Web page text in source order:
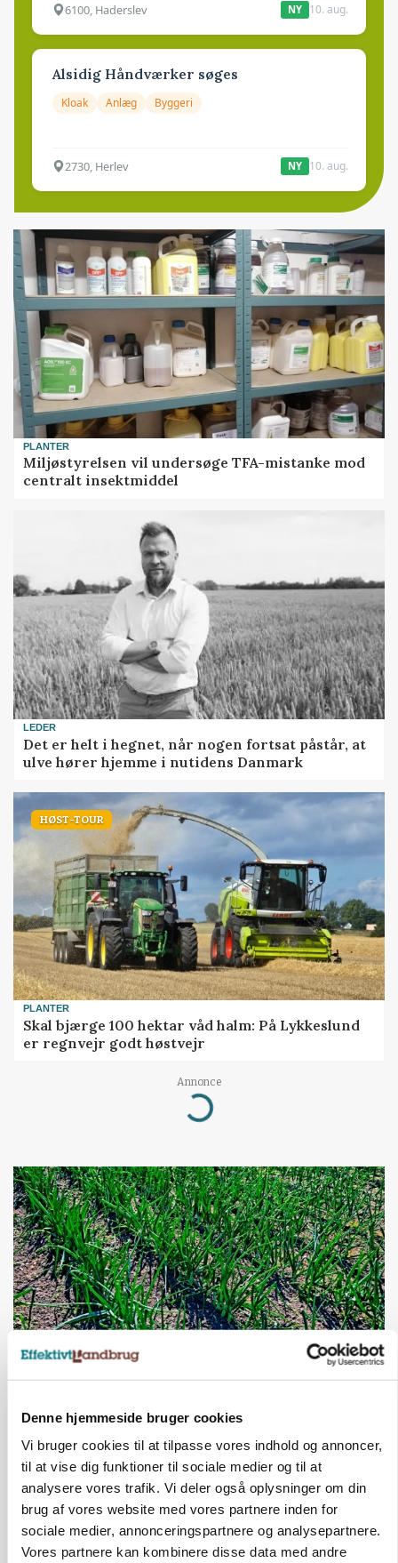
Denne hjemmeside bruger cookies
Vi bruger cookies til at tilpasse vores indhold og annoncer,
til at vise dig funktioner til sociale medier og til at
analysere vores trafik. Vi deler også oplysninger om din
brug af vores website med vores partnere inden for
sociale medier, annonceringspartnere og analysepartnere.
Vores partnere kan kombinere disse data med andre
6100, Haderslev NY 10. aug.
Alsidig Håndværker søges
Kloak Anlæg Byggeri
2730, Herlev NY 10. aug.
PLANTER
Miljøstyrelsen vil undersøge TFA-mistanke mod
centralt insektmiddel
LEDER
Det er helt i hegnet, når nogen fortsat påstår, at
ulve hører hjemme i nutidens Danmark
HØST-TOUR
PLANTER
Skal bjærge 100 hektar våd halm: På Lykkeslund
er regnvejr godt høstvejr
Annonce
Loading...
PLANTER
hektar brak for 1 hektar porrer
Annonce